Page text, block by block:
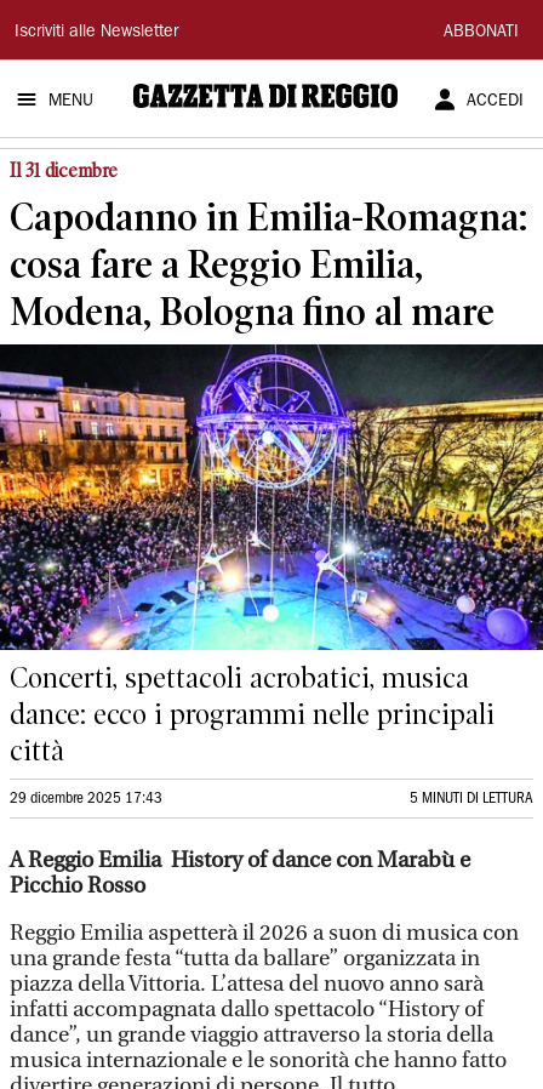
Gazzetta
di
Reggio
Iscriviti alle Newsletter ABBONATI
MENU ACCEDI
Il 31 dicembre
Capodanno in Emilia-Romagna:
cosa fare a Reggio Emilia,
Modena, Bologna fino al mare
Concerti, spettacoli acrobatici, musica
dance: ecco i programmi nelle principali
città
29 dicembre 2025 17:43 5 MINUTI DI LETTURA
A Reggio Emilia History of dance con Marabù e
Picchio Rosso
Reggio Emilia aspetterà il 2026 a suon di musica con
una grande festa “tutta da ballare” organizzata in
piazza della Vittoria. L’attesa del nuovo anno sarà
infatti accompagnata dallo spettacolo “History of
dance”, un grande viaggio attraverso la storia della
musica internazionale e le sonorità che hanno fatto